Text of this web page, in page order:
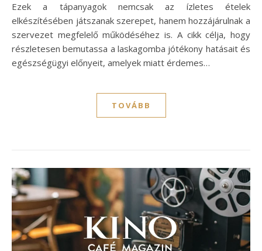
Ezek a tápanyagok nemcsak az ízletes ételek
elkészítésében játszanak szerepet, hanem hozzájárulnak a
szervezet megfelelő működéséhez is. A cikk célja, hogy
részletesen bemutassa a laskagomba jótékony hatásait és
egészségügyi előnyeit, amelyek miatt érdemes…
TOVÁBB